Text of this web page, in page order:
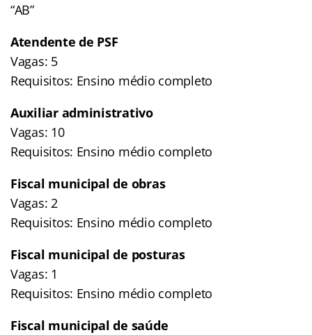
“AB”
Atendente de PSF
Vagas: 5
Requisitos: Ensino médio completo
Auxiliar administrativo
Vagas: 10
Requisitos: Ensino médio completo
Fiscal municipal de obras
Vagas: 2
Requisitos: Ensino médio completo
Fiscal municipal de posturas
Vagas: 1
Requisitos: Ensino médio completo
Fiscal municipal de saúde